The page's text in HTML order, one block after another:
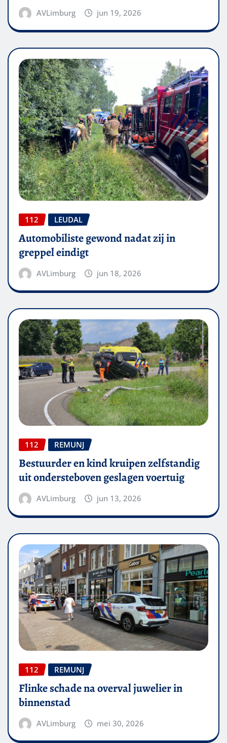
AVLimburg jun 19, 2026
112 LEUDAL
Automobiliste gewond nadat zij in
greppel eindigt
AVLimburg jun 18, 2026
112 REMUNJ
Bestuurder en kind kruipen zelfstandig
uit ondersteboven geslagen voertuig
AVLimburg jun 13, 2026
112 REMUNJ
Flinke schade na overval juwelier in
binnenstad
AVLimburg mei 30, 2026